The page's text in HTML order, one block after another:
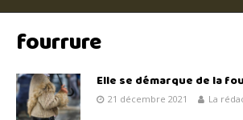
fourrure
Elle se démarque de la
21 décembre 2021 La